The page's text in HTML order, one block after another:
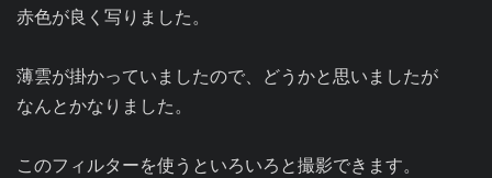
赤色が良く写りました。
薄雲が掛かっていましたので、どうかと思いましたが
なんとかなりました。
このフィルターを使うといろいろと撮影できます。